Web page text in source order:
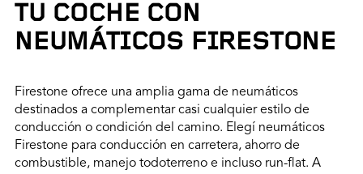
TU COCHE CON
NEUMÁTICOS FIRESTONE
Firestone ofrece una amplia gama de neumáticos
destinados a complementar casi cualquier estilo de
conducción o condición del camino. Elegí neumáticos
Firestone para conducción en carretera, ahorro de
combustible, manejo todoterreno e incluso run-flat. A